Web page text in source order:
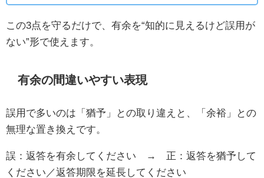
この3点を守るだけで、有余を“知的に見えるけど誤用が
ない”形で使えます。
有余の間違いやすい表現
誤用で多いのは「猶予」との取り違えと、「余裕」との
無理な置き換えです。
誤：返答を有余してください → 正：返答を猶予して
ください／返答期限を延長してください